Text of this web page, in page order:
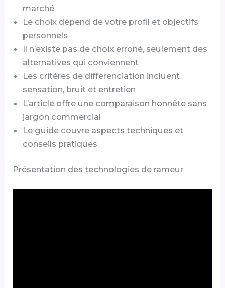
marché
Le choix dépend de votre profil et objectifs
personnels
Il n’existe pas de choix erroné, seulement des
alternatives qui conviennent
Les critères de différenciation incluent
sensation, bruit et entretien
L’article offre une comparaison honnête sans
jargon commercial
Le guide couvre aspects techniques et
conseils pratiques
Présentation des technologies de rameur